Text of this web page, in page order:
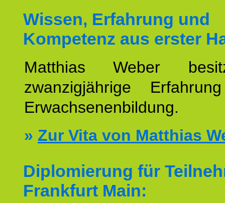
Wissen, Erfahrung und
Kompetenz aus erster
Matthias Weber
zwanzigjährige
Erwachsenenbildung.
» Zur Vita von Matthias
Diplomierung für
Frankfurt Main: